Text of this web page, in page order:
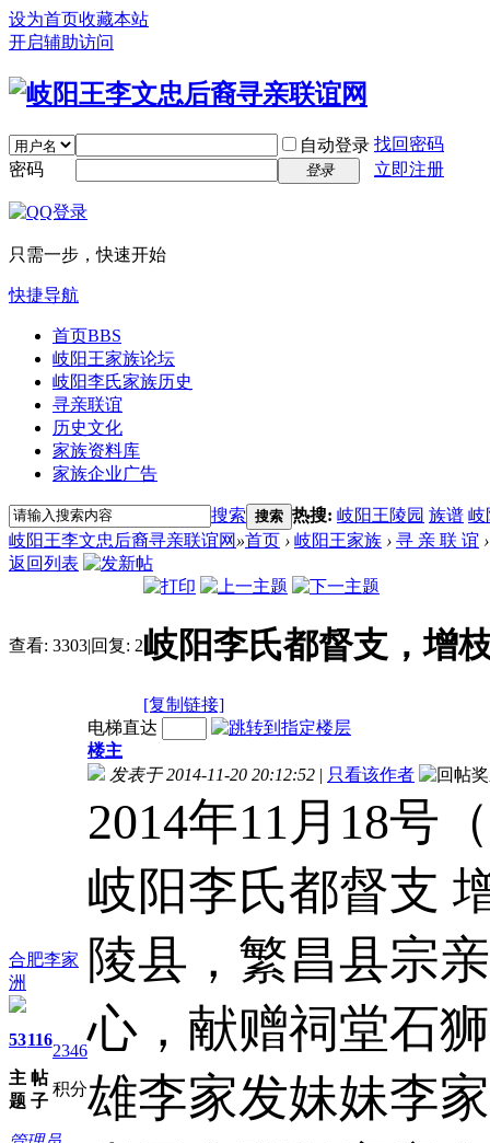
设为首页收藏本站
开启辅助访问
自动登录 找回密码
密码
登录 立即注册
只需一步，快速开始
快捷导航
首页BBS
岐阳王家族论坛
岐阳李氏家族历史
寻亲联谊
历史文化
家族资料库
家族企业广告
搜索 搜索 热搜: 岐阳王陵园 族谱 岐
岐阳王李文忠后裔寻亲联谊网 »首页 › 岐阳王家族 › 寻 亲 联 谊 ›
返回列表
查看: 3303|回复: 2岐阳李氏都督支，增
[复制链接]
合肥李家
洲
53
主
题
116
帖
子
2346
积分
电梯直达
楼主
发表于 2014-11-20 20:12:52 | 只看该作者
2014年11月18号
岐阳李氏都督支
陵县，繁昌县宗
心，献赠祠堂石
雄李家发妹妹李